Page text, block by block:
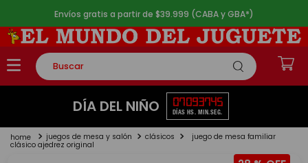
Envíos gratis a partir de $39.999 (CABA y GBA*)
Buscar
TÉRMINOS MÁS BUSCADOS
2.
lego
DÍA DEL NIÑO 07
DÍAS
09
HS.
37
MIN.
45
SEG.
juegos de mesa y salón clásicos juego de mesa familiar
clásico ajedrez original